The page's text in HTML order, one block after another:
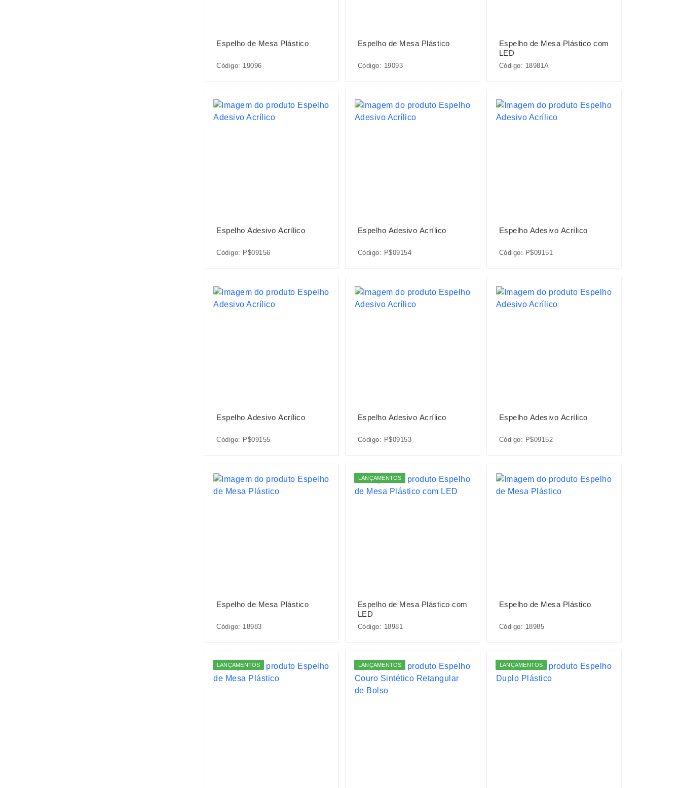
Espelho de Mesa Plástico
Código: 19096
Espelho de Mesa Plástico
Código: 19093
Espelho de Mesa Plástico com
LED
Código: 18981A
Espelho Adesivo Acrílico
Código: P$09156
Espelho Adesivo Acrílico
Código: P$09154
Espelho Adesivo Acrílico
Código: P$09151
Espelho Adesivo Acrílico
Código: P$09155
Espelho Adesivo Acrílico
Código: P$09153
Espelho Adesivo Acrílico
Código: P$09152
Espelho de Mesa Plástico
Código: 18983
LANÇAMENTOS
Espelho de Mesa Plástico com
LED
Código: 18981
Espelho de Mesa Plástico
Código: 18985
LANÇAMENTOS LANÇAMENTOS LANÇAMENTOS